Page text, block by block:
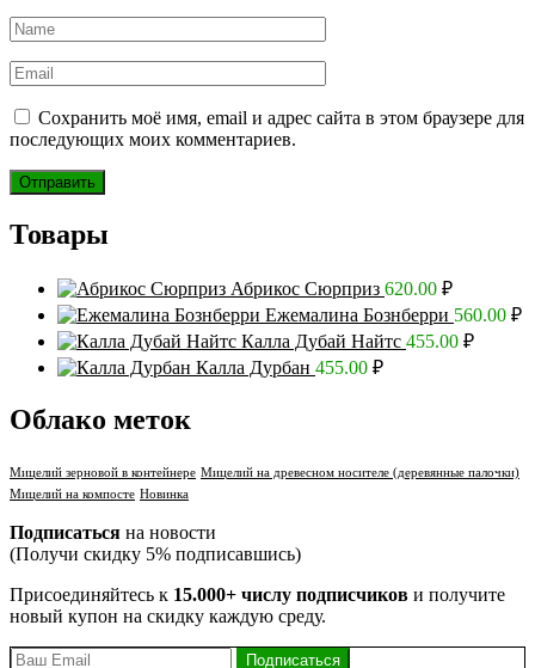
Сохранить моё имя, email и адрес сайта в этом браузере для
последующих моих комментариев.
Товары
Абрикос Сюрприз 620.00 ₽
Ежемалина Бознберри 560.00 ₽
Калла Дубай Найтс 455.00 ₽
Калла Дурбан 455.00 ₽
Облако меток
Мицелий зерновой в контейнере Мицелий на древесном носителе (деревянные палочки)
Мицелий на компосте Новинка
Подписаться на новости
(Получи скидку 5% подписавшись)
Присоединяйтесь к 15.000+ числу подписчиков и получите
новый купон на скидку каждую среду.